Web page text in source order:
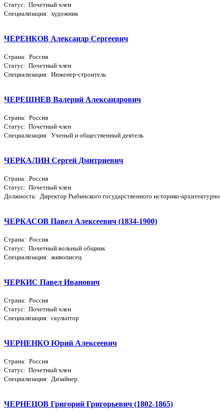
Статус: Почетный член
Специализация: художник
ЧЕРЕНКОВ Александр Сергеевич
Страна: Россия
Статус: Почетный член
Специализация: Инженер-строитель
ЧЕРЕШНЕВ Валерий Александрович
Страна: Россия
Статус: Почетный член
Специализация: Ученый и общественный деятель
ЧЕРКАЛИН Сергей Дмитриевич
Страна: Россия
Статус: Почетный член
Должность: Директор Рыбинского государственного историко-
ЧЕРКАСОВ Павел Алексеевич (1834-1900)
Страна: Россия
Статус: Почетный вольный общник
Специализация: живописец
ЧЕРКИС Павел Иванович
Страна: Россия
Статус: Почетный член
Специализация: скульптор
ЧЕРНЕНКО Юрий Алексеевич
Страна: Россия
Статус: Почетный член
Специализация: Дизайнер
ЧЕРНЕЦОВ Григорий Григорьевич (1802-1865)